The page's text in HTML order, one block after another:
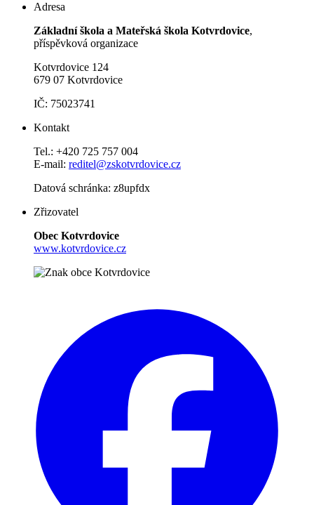
Adresa
Základní škola a Mateřská škola Kotvrdovice,
příspěvková organizace
Kotvrdovice 124
679 07 Kotvrdovice
IČ: 75023741
Kontakt
Tel.: +420 725 757 004
E-mail: reditel@zskotvrdovice.cz
Datová schránka: z8upfdx
Zřizovatel
Obec Kotvrdovice
www.kotvrdovice.cz